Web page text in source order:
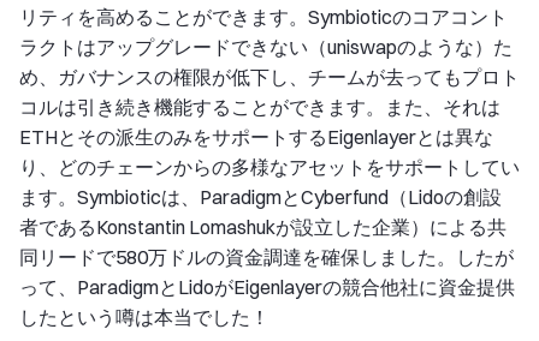
リティを高めることができます。Symbioticのコアコント
ラクトはアップグレードできない（uniswapのような）た
め、ガバナンスの権限が低下し、チームが去ってもプロト
コルは引き続き機能することができます。また、それは
ETHとその派生のみをサポートするEigenlayerとは異な
り、どのチェーンからの多様なアセットをサポートしてい
ます。Symbioticは、ParadigmとCyberfund（Lidoの創設
者であるKonstantin Lomashukが設立した企業）による共
同リードで580万ドルの資金調達を確保しました。したが
って、ParadigmとLidoがEigenlayerの競合他社に資金提供
したという噂は本当でした！